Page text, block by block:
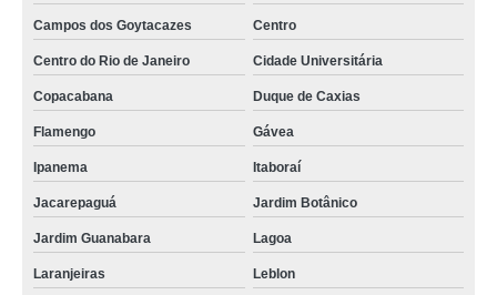
Campos dos Goytacazes Centro
Centro do Rio de Janeiro Cidade Universitária
Copacabana Duque de Caxias
Flamengo Gávea
Ipanema Itaboraí
Jacarepaguá Jardim Botânico
Jardim Guanabara Lagoa
Laranjeiras Leblon